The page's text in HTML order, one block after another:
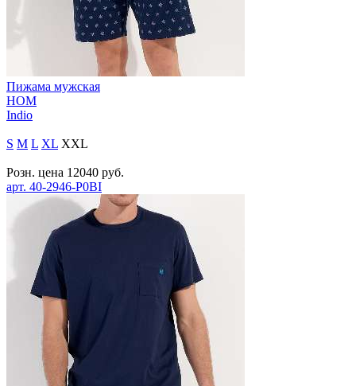
Пижама мужская
HOM
Indio
S M L XL XXL
Розн. цена 12040 руб.
арт. 40-2946-P0BI